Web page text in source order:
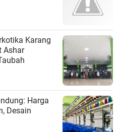
Karang
Ashar
Harga
Desain